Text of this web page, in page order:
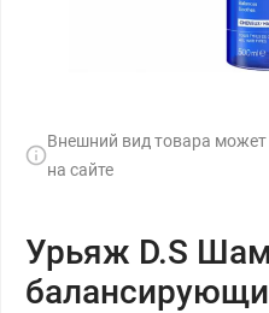
Внешний вид товара
на сайте
Урьяж D.S